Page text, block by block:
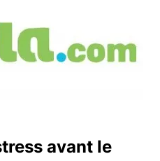
avant le